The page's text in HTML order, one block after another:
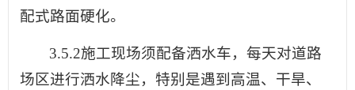
配式路面硬化。
3.5.2施工现场须配备洒水车，每天对道路
场区进行洒水降尘，特别是遇到高温、干旱、